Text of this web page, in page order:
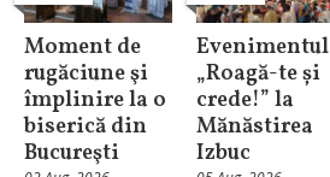
Moment de
rugăciune şi
împlinire la o
biserică din
Bucureşti
Evenimentul
„Roagă-te și
crede!” la
Mănăstirea
Izbuc